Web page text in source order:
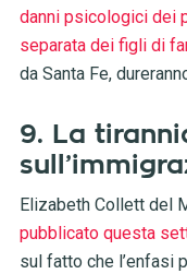
danni psicologici dei
separata dei figli di
da Santa Fe,
9. La
Elizabeth Collett del
pubblicato questa
sul fatto che l’enfasi